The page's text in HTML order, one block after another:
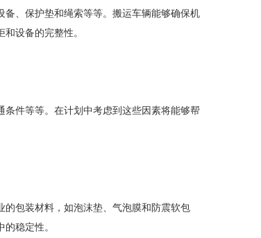
、保护垫和绳索等等。搬运车辆能够确保机
设备的完整性。
件等等。在计划中考虑到这些因素将能够帮
包装材料，如泡沫垫、气泡膜和防震软包
稳定性。